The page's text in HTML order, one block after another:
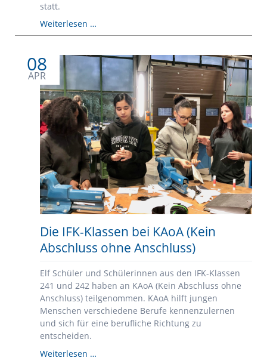
statt.
Weiterlesen …Inklusives
Sportfest
2
Tage
voll
Spaß,
Bewegung
und
Begegnung
08
APR
Die IFK-Klassen bei KAoA (Kein
Abschluss ohne Anschluss)
Elf Schüler und Schülerinnen aus den IFK-Klassen
241 und 242 haben an KAoA (Kein Abschluss ohne
Anschluss) teilgenommen. KAoA hilft jungen
Menschen verschiedene Berufe kennenzulernen
und sich für eine berufliche Richtung zu
entscheiden.
Weiterlesen …Die